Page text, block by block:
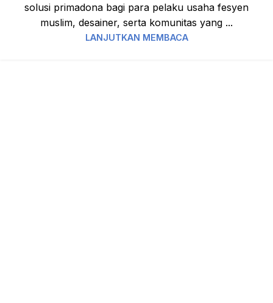
solusi primadona bagi para pelaku usaha fesyen
muslim, desainer, serta komunitas yang ...
LANJUTKAN MEMBACA